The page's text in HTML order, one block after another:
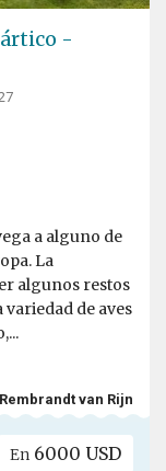
-
a alguno de
La
algunos restos
de aves
van Rijn
En 6000 USD